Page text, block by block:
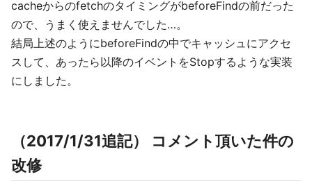
cacheからのfetchのタイミングがbeforeFindの前だった
ので、うまく使えませんでした…。
結局上述のようにbeforeFindの中でキャッシュにアクセ
スして、あったら以降のイベントをStopするような実装
にしました。
（2017/1/31追記） コメント頂いた件の
改修